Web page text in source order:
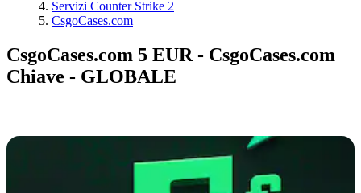
Servizi Counter Strike 2
CsgoCases.com
CsgoCases.com 5 EUR - CsgoCases.com
Chiave - GLOBALE